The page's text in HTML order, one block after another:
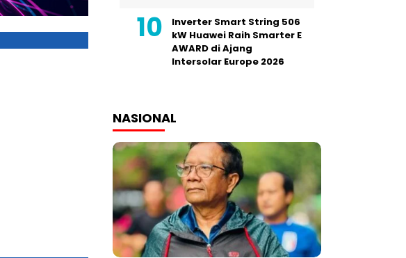
Inverter Smart String 506
kW Huawei Raih Smarter E
AWARD di Ajang
Intersolar Europe 2026
NASIONAL